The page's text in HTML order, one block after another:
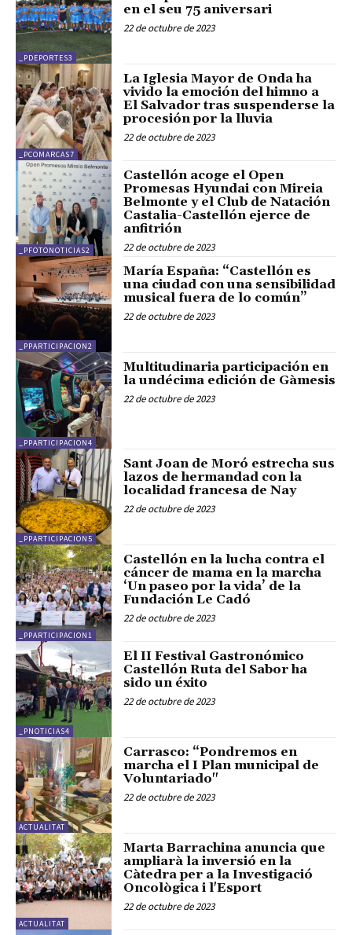
_PDEPORTES3
en el seu 75 aniversari
22 de octubre de 2023
_PCOMARCAS7
La Iglesia Mayor de Onda ha
vivido la emoción del himno a
El Salvador tras suspenderse la
procesión por la lluvia
22 de octubre de 2023
_PFOTONOTICIAS2
Castellón acoge el Open
Promesas Hyundai con Mireia
Belmonte y el Club de Natación
Castalia-Castellón ejerce de
anfitrión
22 de octubre de 2023
_PPARTICIPACION2
María España: “Castellón es
una ciudad con una sensibilidad
musical fuera de lo común”
22 de octubre de 2023
_PPARTICIPACION4
Multitudinaria participación en
la undécima edición de Gàmesis
22 de octubre de 2023
_PPARTICIPACION5
Sant Joan de Moró estrecha sus
lazos de hermandad con la
localidad francesa de Nay
22 de octubre de 2023
_PPARTICIPACION1
Castellón en la lucha contra el
cáncer de mama en la marcha
‘Un paseo por la vida’ de la
Fundación Le Cadó
22 de octubre de 2023
_PNOTICIAS4
El II Festival Gastronómico
Castellón Ruta del Sabor ha
sido un éxito
22 de octubre de 2023
ACTUALITAT
Carrasco: “Pondremos en
marcha el I Plan municipal de
Voluntariado"
22 de octubre de 2023
ACTUALITAT
Marta Barrachina anuncia que
ampliarà la inversió en la
Càtedra per a la Investigació
Oncològica i l'Esport
22 de octubre de 2023